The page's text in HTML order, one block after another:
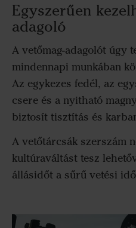
Egyszerűen
adagoló
A vetőmag-adagolót úgy
mindennapi munkában
Az egykezes fedél, az
csere és a nyitható
biztosít tisztítás és
A vetőtárcsák szerszám
kultúraváltást tesz
állásidőt a sűrű vetési